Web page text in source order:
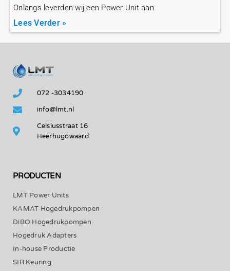
Onlangs leverden wij een Power Unit aan
Lees Verder »
072 -3034190
info@lmt.nl
Celsiusstraat 16
Heerhugowaard
PRODUCTEN
LMT Power Units
KAMAT Hogedrukpompen
DiBO Hogedrukpompen
Hogedruk Adapters
In-house Productie
SIR Keuring